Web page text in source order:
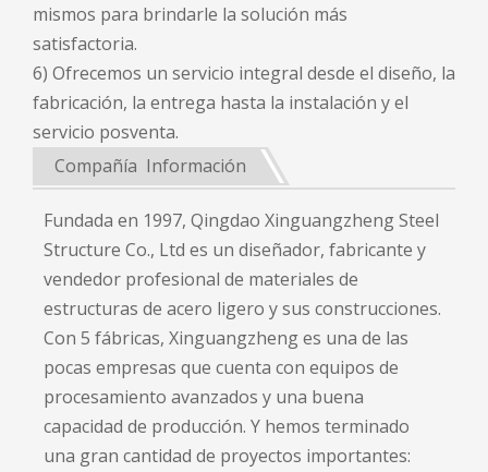
mismos para brindarle la solución más
satisfactoria.
6) Ofrecemos un servicio integral desde el diseño, la
fabricación, la entrega hasta la instalación y el
servicio posventa.
Compañía Información
Fundada en 1997, Qingdao Xinguangzheng Steel
Structure Co., Ltd es un diseñador, fabricante y
vendedor profesional de materiales de
estructuras de acero ligero y sus construcciones.
Con 5 fábricas, Xinguangzheng es una de las
pocas empresas que cuenta con equipos de
procesamiento avanzados y una buena
capacidad de producción. Y hemos terminado
una gran cantidad de proyectos importantes: